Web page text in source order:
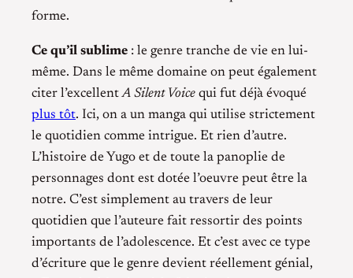
forme.
Ce qu’il sublime : le genre tranche de vie en lui-
même. Dans le même domaine on peut également
citer l’excellentA Silent Voice qui fut déjà évoqué
plus tôt. Ici, on a un manga qui utilise strictement
le quotidien comme intrigue. Et rien d’autre.
L’histoire de Yugo et de toute la panoplie de
personnages dont est dotée l’oeuvre peut être la
notre. C’est simplement au travers de leur
quotidien que l’auteure fait ressortir des points
importants de l’adolescence. Et c’est avec ce type
d’écriture que le genre devient réellement génial,